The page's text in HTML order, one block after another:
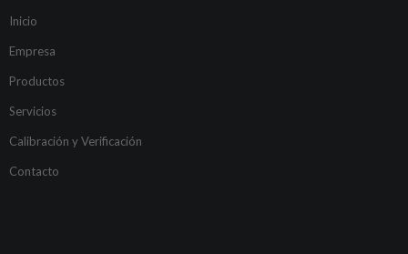
Inicio
Empresa
Productos
Servicios
Calibración y Verificación
Contacto